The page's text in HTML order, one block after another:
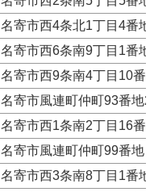
名寄市西4条北1丁目4番
名寄市西6条南9丁目1番
名寄市西9条南4丁目10番
名寄市風連町仲町93番地
名寄市西1条南2丁目16番
名寄市風連町仲町99番地
名寄市西3条南8丁目1番